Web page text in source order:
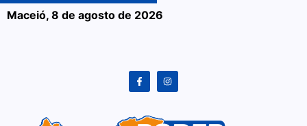
Maceió, 8 de agosto de 2026